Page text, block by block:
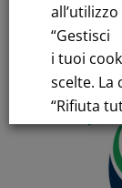
Iscrizione
C.F.e P.IVA
C.C.I.AA. Milano –
“Gestisci
i tuoi
scelte. La
“Rifiuta
comporta
default e
in